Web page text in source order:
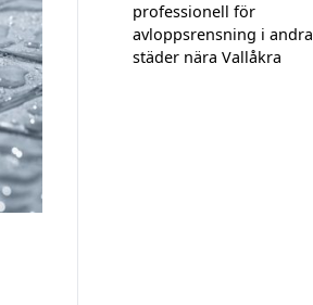
professionell för
avloppsrensning i andra
städer nära Vallåkra